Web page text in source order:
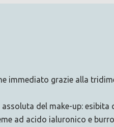
immediato grazie alla
del make-up:
ad acido ialuronico e